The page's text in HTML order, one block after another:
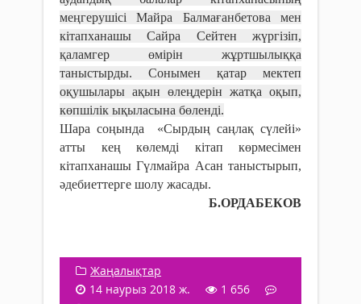
меңгерушісі Майра Балмағанбетова мен
кітапханашы Сайра Сейтен жүргізіп,
қаламгер өмірін жұртшылыққа
таныстырды. Сонымен қатар мектеп
оқушылары ақын өлеңдерін жатқа оқып,
көпшілік ықыласына бөленді.
Шара соңында «Сырдың саңлақ сүлейі»
атты кең көлемді кітап көрмесімен
кітапханашы Гүлмайра Асан таныстырып,
әдебиеттерге шолу жасады.
Б.ОРДАБЕКОВ
Жаңалықтар
14 наурыз 2018 ж.
1 656